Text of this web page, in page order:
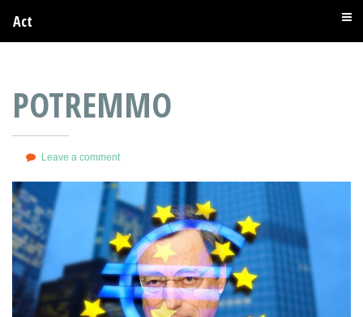
Act
POTREMMO
Leave a comment